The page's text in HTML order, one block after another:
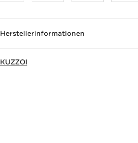
Herstellerinformationen
KUZZOI